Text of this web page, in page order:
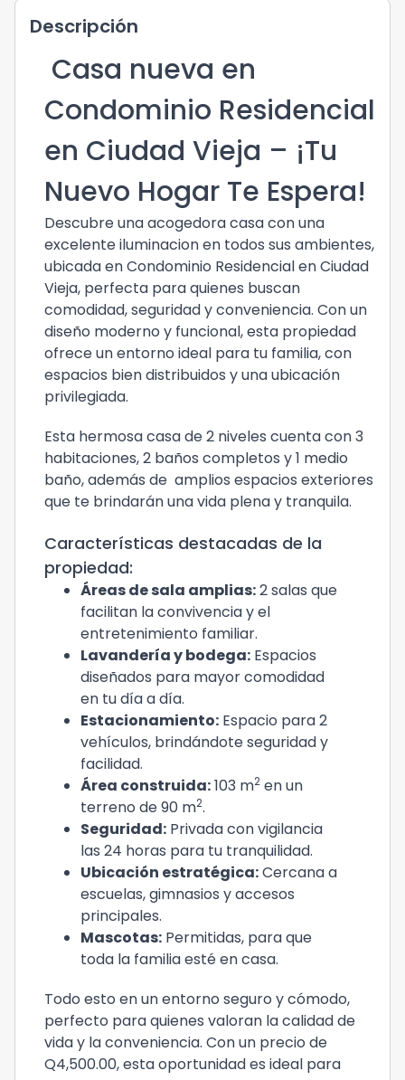
Descripción
Casa nueva en
Condominio Residencial
en Ciudad Vieja – ¡Tu
Nuevo Hogar Te Espera!
Descubre una acogedora casa con una
excelente iluminacion en todos sus ambientes,
ubicada en Condominio Residencial en Ciudad
Vieja, perfecta para quienes buscan
comodidad, seguridad y conveniencia. Con un
diseño moderno y funcional, esta propiedad
ofrece un entorno ideal para tu familia, con
espacios bien distribuidos y una ubicación
privilegiada.
Esta hermosa casa de 2 niveles cuenta con 3
habitaciones, 2 baños completos y 1 medio
baño, además de amplios espacios exteriores
que te brindarán una vida plena y tranquila.
Características destacadas de la
propiedad:
Áreas de sala amplias:2 salas que
facilitan la convivencia y el
entretenimiento familiar.
Lavandería y bodega: Espacios
diseñados para mayor comodidad
en tu día a día.
Estacionamiento: Espacio para 2
vehículos, brindándote seguridad y
facilidad.
Área construida:103 m2 en un
terreno de 90 m2.
Seguridad: Privada con vigilancia
las 24 horas para tu tranquilidad.
Ubicación estratégica:Cercana a
escuelas, gimnasios y accesos
principales.
Mascotas: Permitidas, para que
toda la familia esté en casa.
Todo esto en un entorno seguro y cómodo,
perfecto para quienes valoran la calidad de
vida y la conveniencia. Con un precio de
Q4,500.00, esta oportunidad es ideal para